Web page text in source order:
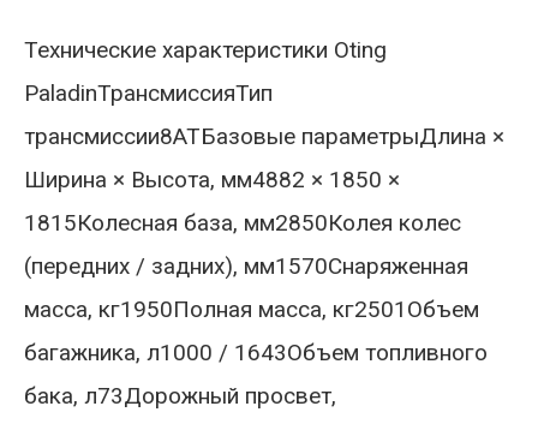
Технические характеристики Oting
PaladinТрансмиссияТип
трансмиссии8АТБазовые параметрыДлина ×
Ширина × Высота, мм4882 × 1850 ×
1815Колесная база, мм2850Колея колес
(передних / задних), мм1570Снаряженная
масса, кг1950Полная масса, кг2501Объем
багажника, л1000 / 1643Объем топливного
бака, л73Дорожный просвет,